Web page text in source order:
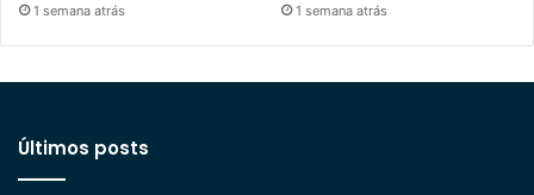
1 semana atrás 1 semana atrás
Últimos posts